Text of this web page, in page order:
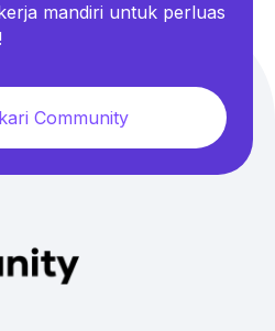
mandiri untuk perluas
Community